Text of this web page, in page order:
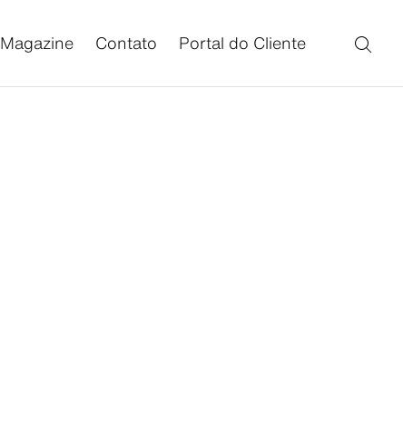
Magazine Contato Portal do Cliente